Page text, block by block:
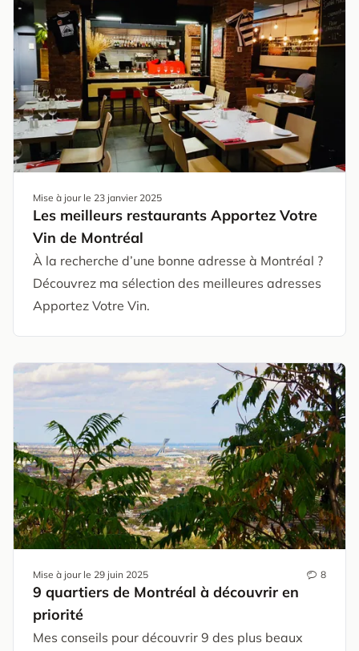
Mise à jour le 23 janvier 2025
Les meilleurs restaurants Apportez Votre
Vin de Montréal
À la recherche d’une bonne adresse à Montréal ?
Découvrez ma sélection des meilleures adresses
Apportez Votre Vin.
Mise à jour le 29 juin 2025 8
9 quartiers de Montréal à découvrir en
priorité
Mes conseils pour découvrir 9 des plus beaux